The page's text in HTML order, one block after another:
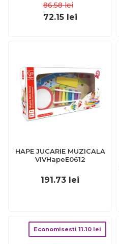
86.58 lei
72.15 lei
HAPE JUCARIE MUZICALA
VIVHapeE0612
191.73 lei
Economisesti 11.10 lei